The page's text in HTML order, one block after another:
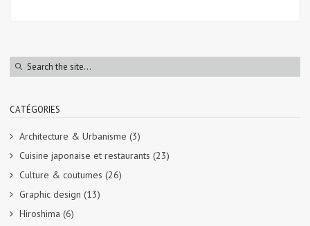
CATÉGORIES
Architecture & Urbanisme (3)
Cuisine japonaise et restaurants (23)
Culture & coutumes (26)
Graphic design (13)
Hiroshima (6)